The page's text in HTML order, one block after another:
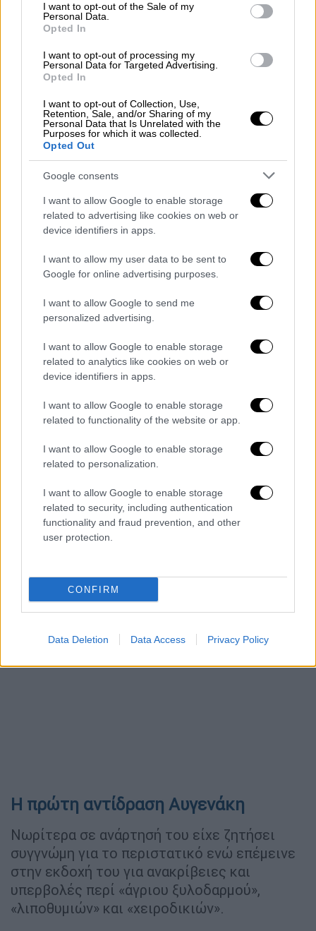
I want to opt-out of the Sale of my
Personal Data.
Opted In
I want to opt-out of processing my
Personal Data for Targeted Advertising.
Opted In
I want to opt-out of Collection, Use,
Retention, Sale, and/or Sharing of my
Personal Data that Is Unrelated with the
Purposes for which it was collected.
Opted Out
Google consents
I want to allow Google to enable storage
related to advertising like cookies on web or
device identifiers in apps.
I want to allow my user data to be sent to
Google for online advertising purposes.
I want to allow Google to send me
personalized advertising.
I want to allow Google to enable storage
related to analytics like cookies on web or
device identifiers in apps.
I want to allow Google to enable storage
related to functionality of the website or app.
I want to allow Google to enable storage
related to personalization.
I want to allow Google to enable storage
related to security, including authentication
functionality and fraud prevention, and other
user protection.
CONFIRM
Data Deletion Data Access Privacy Policy
ζητήσω άρση ασυλίαςγιατί είμαι
υποχρεωμένος απέναντι στον νόμο, αλλά
αντιμετωπίσω τα πάντα» είπε ο πρώην
υπουργός.
«Είναι ένα περιστατικό το οποίο δεν πρέπει
να συμβαίνει. Συνέβη όμως και σε μένα. Γι’
αυτό τόνισα την ανάγκη να ζητήσω δημόσια
συγγνώμη. Από κει και πέρα, αυτά που έχουν
γραφτεί, αυτά έχουν ειπωθεί περί
χειροδικίες, περί θείων καταστροφών κλπ
κλπ είναι υπερβολές, δεν έχουν καμία σχέση
με την πραγματικότητα» είπε και επέμεινε
ότι υπήρξε μια λεκτική αντιπαράθεση»,
πρόσθεσε.
Ο πρώην υπουργός αναφέρθηκε και στο
επίμαχο βίντεομε το επεισόδιο το οποίο
έκανε τον γύρο του διαδικτύου: «Στο βίντεο
όντως μετά από επιμονή μου να μιλήσω,
αφού έβλεπα πως υπήρχε δυνατότητα κατά
τη δικιά μου κρίση να επικοινωνήσω με την
αεροπορική εταιρεία, ενώ μιλούσε αρνήθηκε
να κάνει την επικοινωνία γι' αυτό το λόγο
και πήρα το τηλέφωνο και μέχρι εκεί. Δεν
υπάρχει κάτι άλλο γιατί επαναλαμβάνω
ακόμα και το βίντεο που το βλέπετε στα
μάτια κάποιοιπροσπαθούν να το
παραμορφώσουνλέγοντας περί χειροδικίες
κ.λπ κ.λπ.. Είναι ξεκάθαρο λοιπόν από
αφετέρου η αποκατάσταση της
πραγματικότητας», είπε.
Η πρώτη αντίδραση Αυγενάκη
Νωρίτερα σε ανάρτησή του είχε ζητήσει
συγγνώμη για το περιστατικό ενώ επέμεινε
στην εκδοχή του για ανακρίβειες και
υπερβολές περί «άγριου ξυλοδαρμού»,
«λιποθυμιών» και «χειροδικιών».